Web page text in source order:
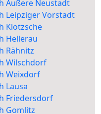
Äußere Neustadt
Leipziger Vorstadt
Klotzsche
Hellerau
Rähnitz
Wilschdorf
Weixdorf
Lausa
Friedersdorf
Gomlitz